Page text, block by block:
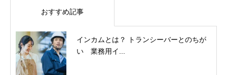
おすすめ記事
インカムとは？ トランシーバーとのちが
い 業務用イ...